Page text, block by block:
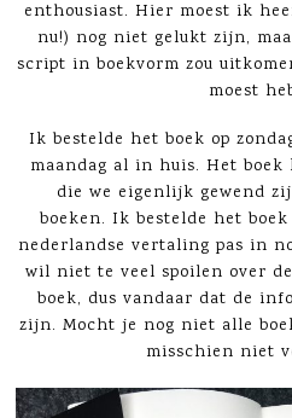
enthousiast. Hier moest ik
nu!) nog niet gelukt zijn,
script in boekvorm zou
moest
Ik bestelde het boek op
maandag al in huis. Het boek
die we eigenlijk gewend
boeken. Ik bestelde het
nederlandse vertaling pas in
wil niet te veel spoilen over
boek, dus vandaar dat de
zijn. Mocht je nog niet alle
misschien niet